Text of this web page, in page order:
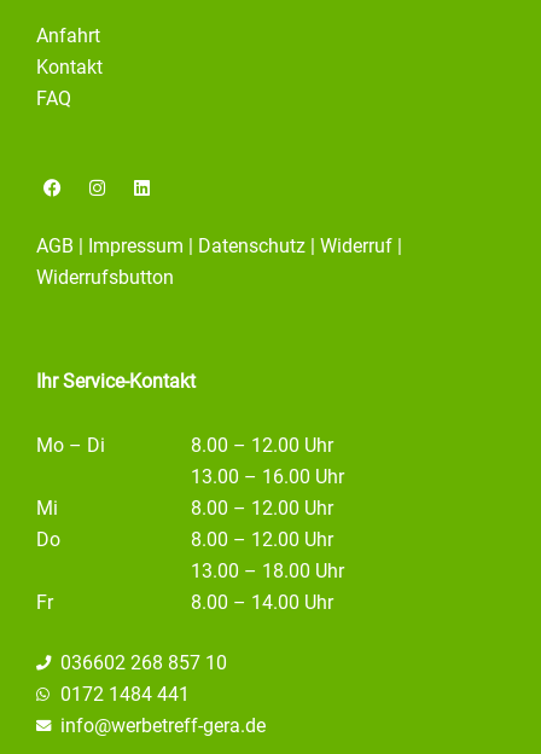
Anfahrt
Kontakt
FAQ
F
a
e
b
o
o
I
n
a
g
r
L
i
e
d
i
AGB Impressum Datenschutz Widerruf
Widerrufsbutton
Ihr Service-Kontakt
Mo – Di
8.00 – 12.00 Uhr
13.00 – 16.00 Uhr
Mi
8.00 – 12.00 Uhr
Do
8.00 – 12.00 Uhr
13.00 – 18.00 Uhr
Fr
8.00 – 14.00 Uhr
036602 268 857 10
0172 1484 441
info@werbetreff-gera.de